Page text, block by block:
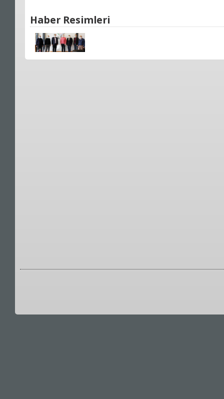
Haber Resimleri